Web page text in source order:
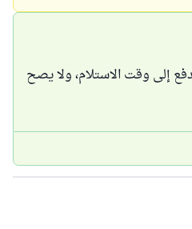
إلى وقت الاستلام، ولا يصح